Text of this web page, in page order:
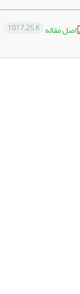
اصل مقاله 1017.25 K